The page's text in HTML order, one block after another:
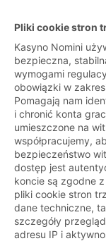
Pliki cookie stron
Kasyno Nomini
bezpieczna,
wymogami
obowiązki w
Pomagają nam
i chronić konta
umieszczone na
współpracujemy,
bezpieczeństwo
dostęp jest
koncie są zgodne
pliki cookie stron
dane techniczne,
szczegóły
adresu IP i